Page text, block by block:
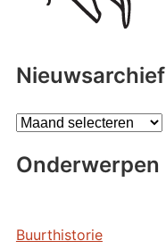
Nieuwsarchief
A
c
e
Onderwerpen
Buurthistorie